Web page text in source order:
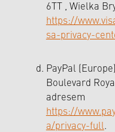
6TT , Wielka
https://
sa-privacy-
PayPal
Boulevard
adresem
https://
a/privacy-full.